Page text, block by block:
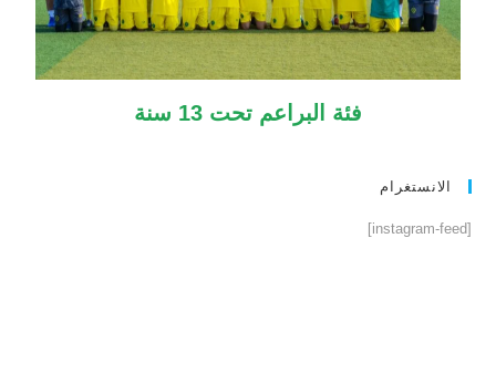
فئة البراعم تحت 13 سنة
الانستغرام
[instagram-feed]